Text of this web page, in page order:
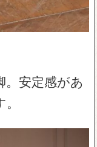
安定感があ